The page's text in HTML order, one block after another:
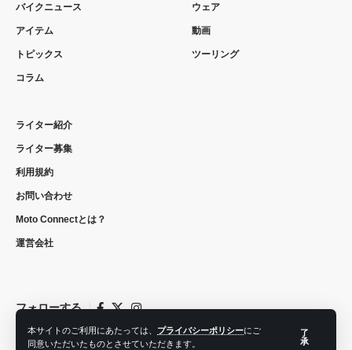
本サイトのご利用にあたっては、 プライバシーポリシーにご
同意いただいたものとさせていただきます。
了
承
バイクニュース
アイテム
トピックス
コラム
ウェア
動画
ツーリング
ライター紹介
ライター募集
利用規約
お問い合わせ
Moto Connectとは？
運営会社
フォローする